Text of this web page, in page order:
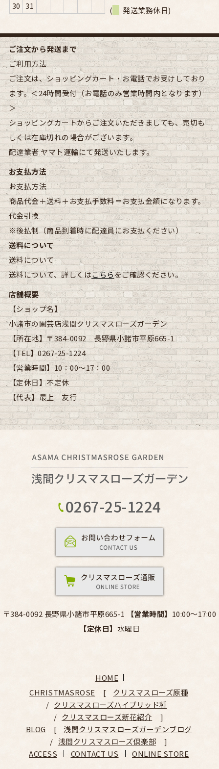
30 31
(
発送業務休日)
ご注文から発送まで
ご利用方法
ご注文は、ショッピングカート・お電話でお受けしており
ます。＜24時間受付（お電話のみ営業時間内となります）
＞
ショッピングカートからご注文いただきましても、売切も
しくは在庫切れの場合がございます。
配達業者 ヤマト運輸にて発送いたします。
お支払方法
お支払方法
商品代金＋送料＋お支払手数料＝お支払金額になります。
代金引換
※後払制（商品到着時に配達員にお支払ください）
送料について
送料について
送料について、詳しくはこちらをご確認ください。
店舗概要
【ショップ名】
小諸市の園芸店浅間クリスマスローズガーデン
【所在地】 〒384-0092 長野県小諸市平原665-1
【TEL】0267-25-1224
【営業時間】10：00～17：00
【定休日】不定休
【代表】 最上 友行
0267-25-1224
〒384-0092 長野県小諸市平原665-1 【営業時間】 10:00～17:00
【定休日】 水曜日
HOME
CHRISTMASROSE
クリスマスローズ原種
クリスマスローズハイブリッド種
クリスマスローズ新花紹介
BLOG
浅間クリスマスローズガーデンブログ
浅間クリスマスローズ倶楽部
ACCESS
CONTACT US ONLINE STORE